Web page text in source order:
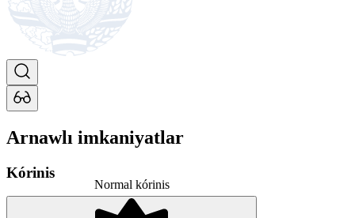
Arnawlı imkaniyatlar
Kórinis
Normal kórinis